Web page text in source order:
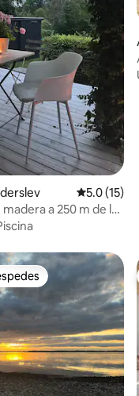
3 reseñas
Calificación
5.0 (15)
a 250 m de la